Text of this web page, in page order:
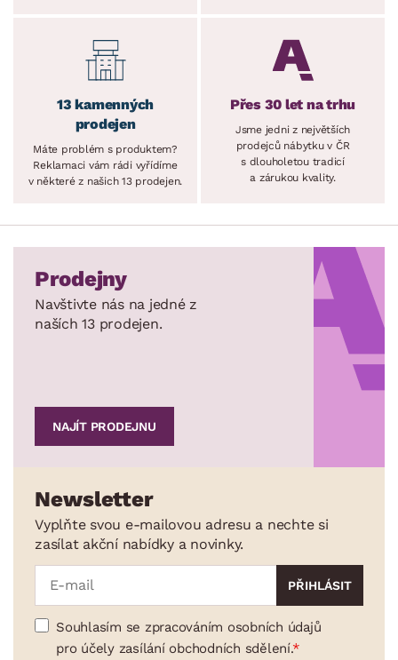
13 kamenných
prodejen
Máte problém s produktem?
Reklamaci vám rádi vyřídíme
v některé z našich 13 prodejen.
Přes 30 let na trhu
Jsme jedni z největších
prodejců nábytku v ČR
s dlouholetou tradicí
a zárukou kvality.
Prodejny
Navštivte nás na jedné z
naších 13 prodejen.
NAJÍT PRODEJNU
Newsletter
Vyplňte svou e-mailovou adresu a nechte si
zasílat akční nabídky a novinky.
Souhlasím se zpracováním osobních údajů
pro účely zasílání obchodních sdělení.